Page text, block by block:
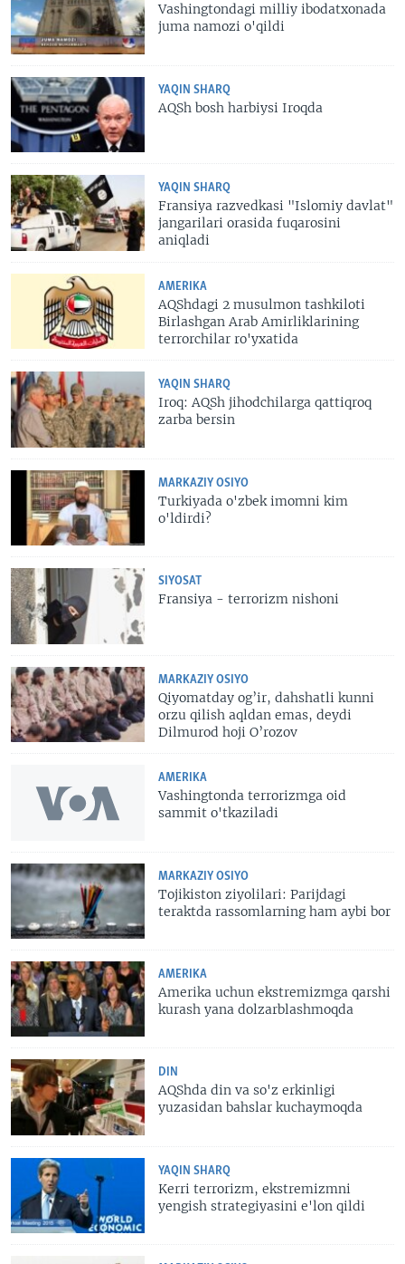
Vashingtondagi milliy ibodatxonada
juma namozi o'qildi
YAQIN SHARQ
AQSh bosh harbiysi Iroqda
YAQIN SHARQ
Fransiya razvedkasi "Islomiy davlat"
jangarilari orasida fuqarosini
aniqladi
AMERIKA
AQShdagi 2 musulmon tashkiloti
Birlashgan Arab Amirliklarining
terrorchilar ro'yxatida
YAQIN SHARQ
Iroq: AQSh jihodchilarga qattiqroq
zarba bersin
MARKAZIY OSIYO
Turkiyada o'zbek imomni kim
o'ldirdi?
SIYOSAT
Fransiya - terrorizm nishoni
MARKAZIY OSIYO
Qiyomatday og’ir, dahshatli kunni
orzu qilish aqldan emas, deydi
Dilmurod hoji O’rozov
AMERIKA
Vashingtonda terrorizmga oid
sammit o'tkaziladi
MARKAZIY OSIYO
Tojikiston ziyolilari: Parijdagi
teraktda rassomlarning ham aybi bor
AMERIKA
Amerika uchun ekstremizmga qarshi
kurash yana dolzarblashmoqda
DIN
AQShda din va so'z erkinligi
yuzasidan bahslar kuchaymoqda
YAQIN SHARQ
Kerri terrorizm, ekstremizmni
yengish strategiyasini e'lon qildi